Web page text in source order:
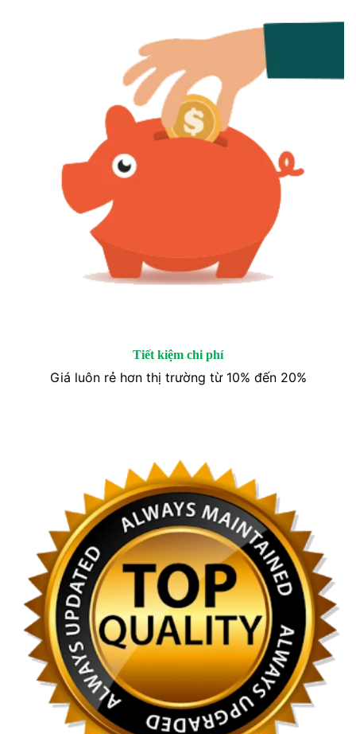
Tiết kiệm chi phí
Giá luôn rẻ hơn thị trường từ 10% đến 20%